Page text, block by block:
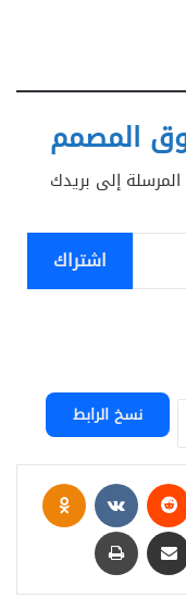
المصمم
إلى بريدك
اشتراك
نسخ الرابط
بينتيريست
تيلقرام مشاركة عبر البريد طباعة